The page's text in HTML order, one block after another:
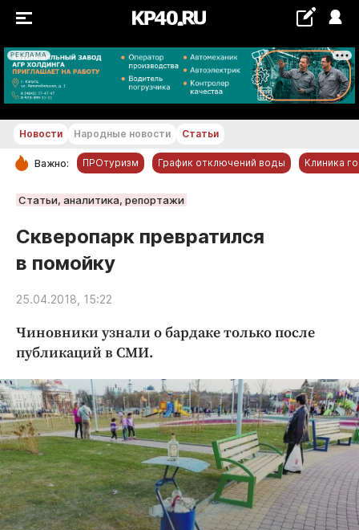
РЕКЛАМА
+23...+24 °С
РУБРИКИ
Новости компаний
Статьи
Народные новости
Благоустройство
Культура
Недвижимость и ЖКХ
Образование
Общество
Погода
Праздники
Новости Народные новости Статьи
Важно: ПРОтуризм График отключений воды Клиника
Статьи, аналитика, репортажи
Скверопарк превратился
в помойку
25.04.2018, 15:22
Чиновники узнали о бардаке только после
публикаций в СМИ.